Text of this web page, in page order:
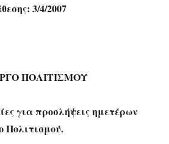
3/4/2007
ΠΟΛΙΤΙΣΜΟΥ
για προσλήψεις ημετέρων
Πολιτισμού.